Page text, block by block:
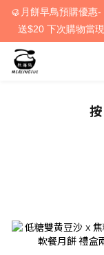
🥮月餅早鳥預購優惠
送$20 下次購物當